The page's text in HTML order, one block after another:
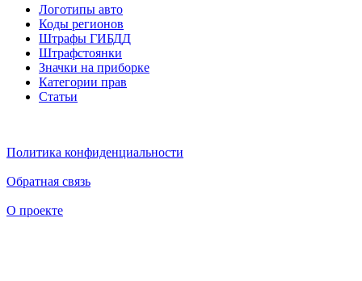
Логотипы авто
Коды регионов
Штрафы ГИБДД
Штрафстоянки
Значки на приборке
Категории прав
Статьи
Политика конфиденциальности
Обратная связь
О проекте